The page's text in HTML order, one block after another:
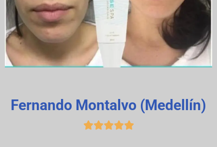
Fernando Montalvo (Medellín)
